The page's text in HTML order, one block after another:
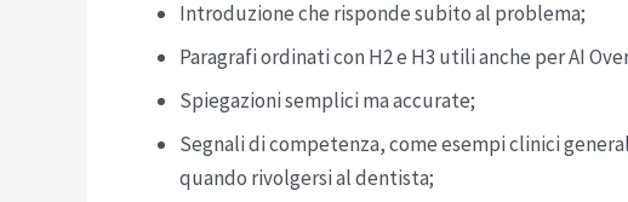
Introduzione che risponde subito al problema;
Paragrafi ordinati con H2 e H3 utili anche per AI
Spiegazioni semplici ma accurate;
Segnali di competenza, come esempi clinici
quando rivolgersi al dentista;